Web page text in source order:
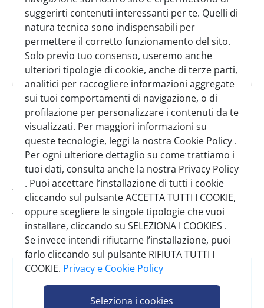
suggerirti contenuti interessanti per te. Quelli di
natura tecnica sono indispensabili per
permettere il corretto funzionamento del sito.
Solo previo tuo consenso, useremo anche
ulteriori tipologie di cookie, anche di terze parti,
analitici per raccogliere informazioni aggregate
sui tuoi comportamenti di navigazione, o di
profilazione per personalizzare i contenuti da te
visualizzati. Per maggiori informazioni su
queste tecnologie, leggi la nostra Cookie Policy .
Per ogni ulteriore dettaglio su come trattiamo i
tuoi dati, consulta anche la nostra Privacy Policy
. Puoi accettare l’installazione di tutti i cookie
cliccando sul pulsante ACCETTA TUTTI I COOKIE,
oppure scegliere le singole tipologie che vuoi
installare, cliccando su SELEZIONA I COOKIES .
Se invece intendi rifiutarne l’installazione, puoi
farlo cliccando sul pulsante RIFIUTA TUTTI I
COOKIE. Privacy e Cookie Policy
Seleziona i cookies
nuova terra fagioli borlotti 1 kg
SINGOLO
1 Pezzo
CARTONE
5 Pezzi
Codice: 0378200
Pezzi per cartone: 5
Scadenza minima: 13/01/2027
AccedioRegistrati
per vedere il prezzo